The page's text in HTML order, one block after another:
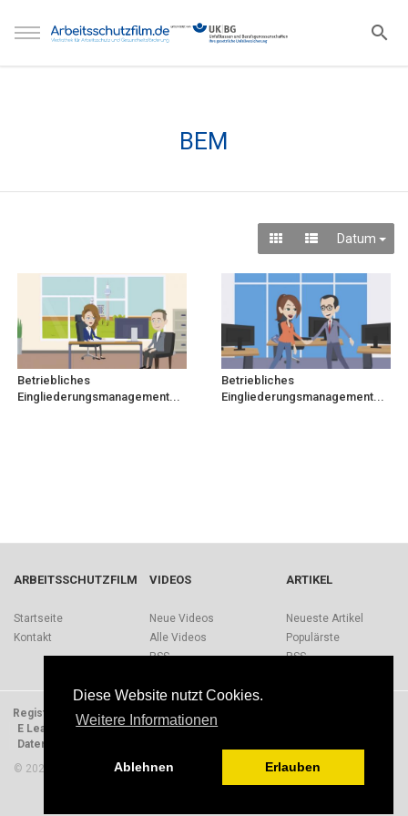
Diese Website nutzt Cookies.
Weitere Informationen
Ablehnen Erlauben
BEM
Datum
Betriebliches
Eingliederungsmanagement...
Betriebliches
Eingliederungsmanagement...
ARBEITSSCHUTZFILM
Startseite
Kontakt
VIDEOS
Neue Videos
Alle Videos
RSS
ARTIKEL
Neueste Artikel
Populärste
RSS
Registrieren Impressum Quellen
E Learning Einheiten
Nutzungsbedingungen
Datenschutzerklärung
© 2026 Arbeitsschutzfilm. Alle Rechte vorbehalten.